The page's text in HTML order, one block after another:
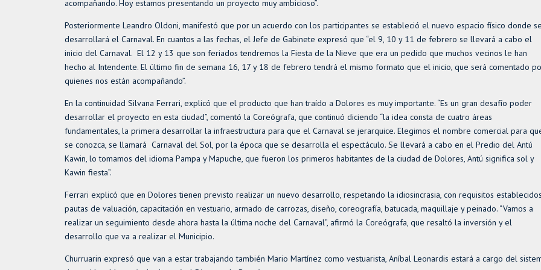
acompañando. Hoy estamos presentando un proyecto muy ambicioso”.
Posteriormente Leandro Oldoni, manifestó que por un acuerdo con los participantes se estableció el nuevo espacio físico donde se
desarrollará el Carnaval. En cuantos a las fechas, el Jefe de Gabinete expresó que “el 9, 10 y 11 de febrero se llevará a cabo el
inicio del Carnaval. El 12 y 13 que son feriados tendremos la Fiesta de la Nieve que era un pedido que muchos vecinos le han
hecho al Intendente. El último fin de semana 16, 17 y 18 de febrero tendrá el mismo formato que el inicio, que será comentado
quienes nos están acompañando”.
En la continuidad Silvana Ferrari, explicó que el producto que han traído a Dolores es muy importante. “Es un gran desafío poder
desarrollar el proyecto en esta ciudad”, comentó la Coreógrafa, que continuó diciendo “la idea consta de cuatro áreas
fundamentales, la primera desarrollar la infraestructura para que el Carnaval se jerarquice. Elegimos el nombre comercial para
se conozca, se llamará Carnaval del Sol, por la época que se desarrolla el espectáculo. Se llevará a cabo en el Predio del Antú
Kawin, lo tomamos del idioma Pampa y Mapuche, que fueron los primeros habitantes de la ciudad de Dolores, Antú significa sol y
Kawin fiesta”.
Ferrari explicó que en Dolores tienen previsto realizar un nuevo desarrollo, respetando la idiosincrasia, con requisitos
pautas de valuación, capacitación en vestuario, armado de carrozas, diseño, coreografía, batucada, maquillaje y peinado. “Vamos a
realizar un seguimiento desde ahora hasta la última noche del Carnaval”, afirmó la Coreógrafa, que resaltó la inversión y el
desarrollo que va a realizar el Municipio.
Churruarin expresó que van a estar trabajando también Mario Martínez como vestuarista, Aníbal Leonardis estará a cargo del